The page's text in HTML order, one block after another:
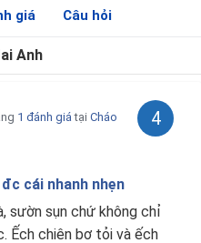
giá Câu hỏi
Anh
1 đánh giá tại Cháo
4
cái nhanh nhẹn
sườn sụn chứ không chỉ
Ếch chiên bơ tỏi và ếch